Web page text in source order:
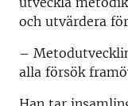
och utvärdera
–
alla försök